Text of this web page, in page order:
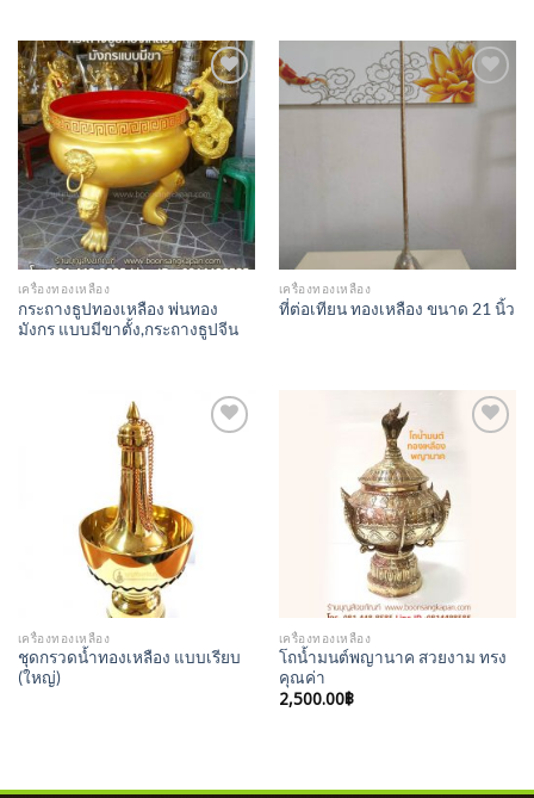
Add to
Wishlist
เครื่องทองเหลือง
กระถางธูปทองเหลือง พ่นทอง
มังกร แบบมีขาตั้ง,กระถางธูปจีน
Add to
เครื่องทองเหลือง
ที่ต่อเทียน ทองเหลือง ขนาด 21 นิ้ว
เครื่องทองเหลือง
ชุดกรวดน้ำทองเหลือง แบบเรียบ
(ใหญ่)
เครื่องทองเหลือง
โถน้ำมนต์พญานาค สวยงาม ทรง
คุณค่า
2,500.00฿